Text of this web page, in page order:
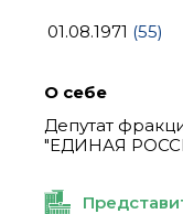
01.08.1971 (55)
О себе
Депутат
"ЕДИНАЯ